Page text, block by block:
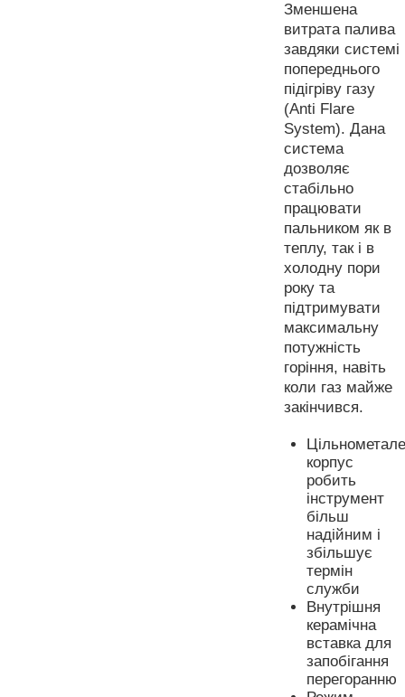
Зменшена
витрата палива
завдяки системі
попереднього
підігріву газу
(Anti Flare
System). Дана
система
дозволяє
стабільно
працювати
пальником як в
теплу, так і в
холодну пори
року та
підтримувати
максимальну
потужність
горіння, навіть
коли газ майже
закінчився.
корпус
робить
інструмент
більш
надійним і
збільшує
термін
служби
Внутрішня
керамічна
вставка для
запобігання
перегоранню